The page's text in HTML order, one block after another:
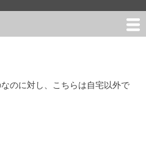
のに対し、こちらは自宅以外で